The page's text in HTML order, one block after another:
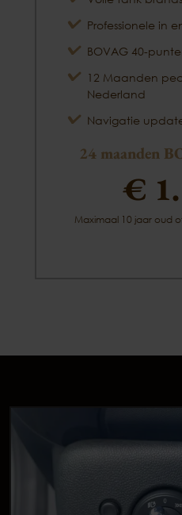
Professionele in
BOVAG 40-
12 Maanden
Nederland
Navigatie
24 maanden
€
Maximaal 10 jaar oud